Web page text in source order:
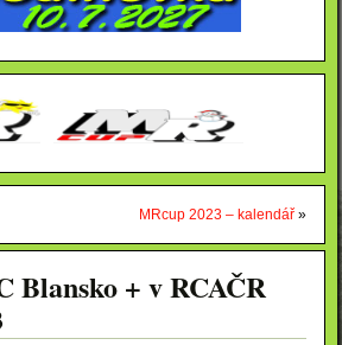
MRcup 2023 – kalendář»
Blansko + v RCAČR